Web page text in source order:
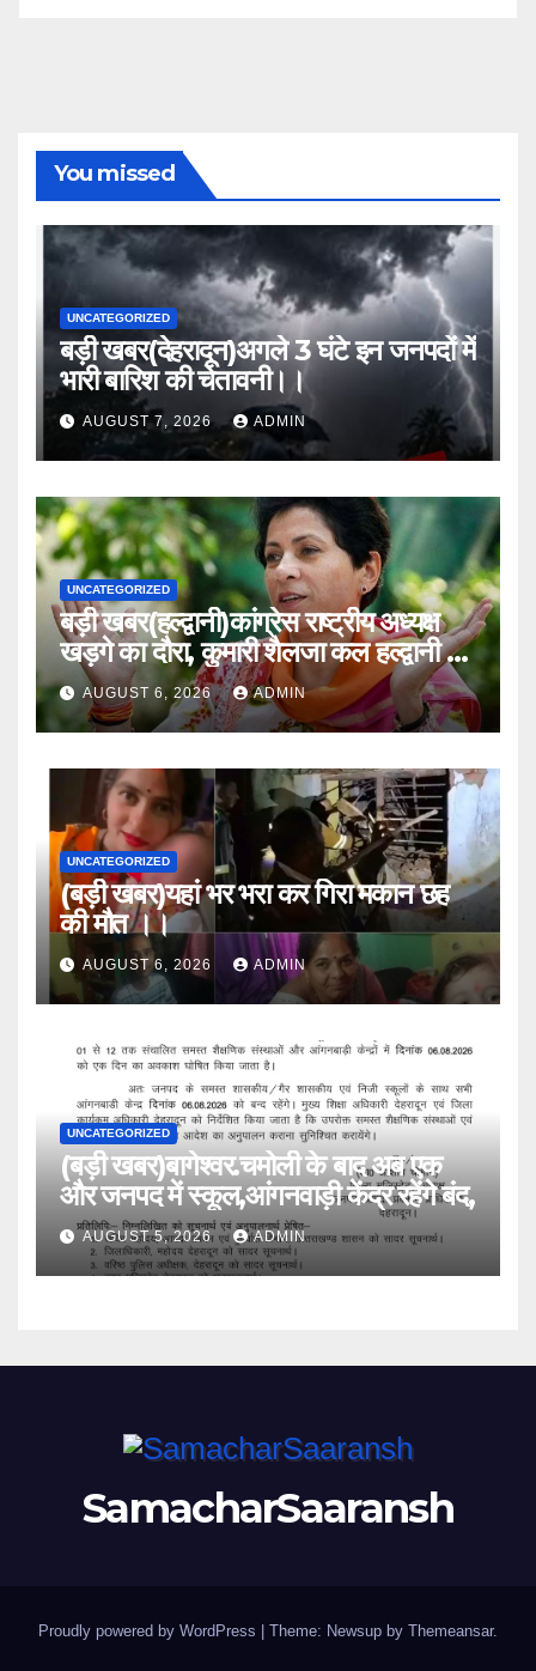
You missed
UNCATEGORIZED
बड़ी खबर(देहरादून)अगले 3 घंटे इन जनपदों में
भारी बारिश की चेतावनी।।
AUGUST 7, 2026 ADMIN
UNCATEGORIZED
बड़ी खबर(हल्द्वानी)कांग्रेस राष्ट्रीय अध्यक्ष
खड़गे का दौरा, कुमारी शैलजा कल हल्द्वानी में
।।AUGUST 6, 2026 ADMIN
UNCATEGORIZED
(बड़ी खबर)यहां भर भरा कर गिरा मकान छह
की मौत ।।
AUGUST 6, 2026 ADMIN
UNCATEGORIZED
(बड़ी खबर)बागेश्वर.चमोली के बाद अब एक
और जनपद में स्कूल,आंगनवाड़ी केंद्र रहेंगे बंद,
AUGUST 5, 2026 ADMIN
SamacharSaaransh
Proudly powered by WordPress | Theme: Newsup by Themeansar.